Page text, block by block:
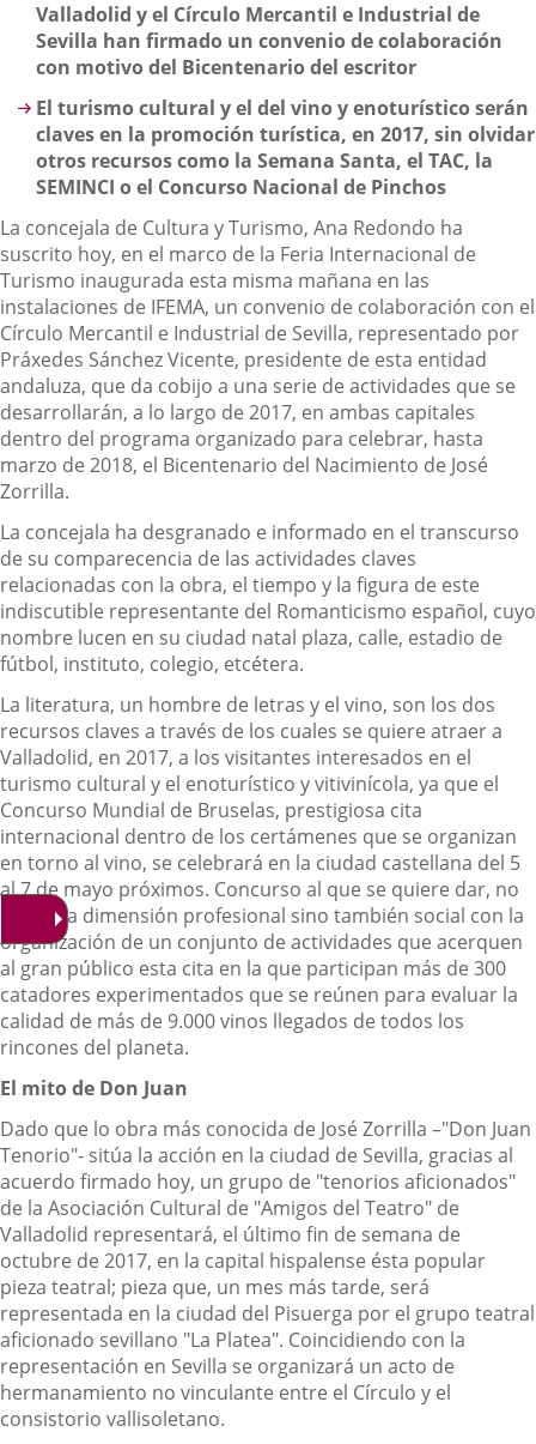
Valladolid y el Círculo Mercantil e Industrial de
Sevilla han firmado un convenio de colaboración
con motivo del Bicentenario del escritor
El turismo cultural y el del vino y enoturístico serán
claves en la promoción turística, en 2017, sin olvidar
otros recursos como la Semana Santa, el TAC, la
SEMINCI o el Concurso Nacional de Pinchos
La concejala de Cultura y Turismo, Ana Redondo ha
suscrito hoy, en el marco de la Feria Internacional de
Turismo inaugurada esta misma mañana en las
instalaciones de IFEMA, un convenio de colaboración con el
Círculo Mercantil e Industrial de Sevilla, representado por
Práxedes Sánchez Vicente, presidente de esta entidad
andaluza, que da cobijo a una serie de actividades que se
desarrollarán, a lo largo de 2017, en ambas capitales
dentro del programa organizado para celebrar, hasta
marzo de 2018, el Bicentenario del Nacimiento de José
Zorrilla.
La concejala ha desgranado e informado en el transcurso
de su comparecencia de las actividades claves
relacionadas con la obra, el tiempo y la figura de este
indiscutible representante del Romanticismo español, cuyo
nombre lucen en su ciudad natal plaza, calle, estadio de
fútbol, instituto, colegio, etcétera.
La literatura, un hombre de letras y el vino, son los dos
recursos claves a través de los cuales se quiere atraer a
Valladolid, en 2017, a los visitantes interesados en el
turismo cultural y el enoturístico y vitivinícola, ya que el
Concurso Mundial de Bruselas, prestigiosa cita
internacional dentro de los certámenes que se organizan
en torno al vino, se celebrará en la ciudad castellana del 5
al 7 de mayo próximos. Concurso al que se quiere dar, no
sólo una dimensión profesional sino también social con la
organización de un conjunto de actividades que acerquen
al gran público esta cita en la que participan más de 300
catadores experimentados que se reúnen para evaluar la
calidad de más de 9.000 vinos llegados de todos los
rincones del planeta.
El mito de Don Juan
Dado que lo obra más conocida de José Zorrilla –"Don Juan
Tenorio"- sitúa la acción en la ciudad de Sevilla, gracias al
acuerdo firmado hoy, un grupo de "tenorios aficionados"
de la Asociación Cultural de "Amigos del Teatro" de
Valladolid representará, el último fin de semana de
octubre de 2017, en la capital hispalense ésta popular
pieza teatral; pieza que, un mes más tarde, será
representada en la ciudad del Pisuerga por el grupo teatral
aficionado sevillano "La Platea". Coincidiendo con la
representación en Sevilla se organizará un acto de
hermanamiento no vinculante entre el Círculo y el
consistorio vallisoletano.